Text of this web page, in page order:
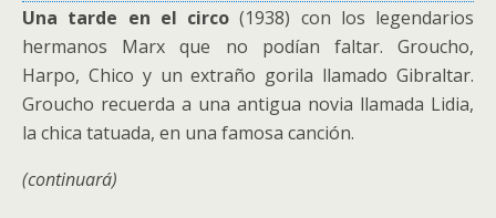
Una tarde en el circo(1938) con los legendarios
hermanos Marx que no podían faltar. Groucho,
Harpo, Chico y un extraño gorila llamado Gibraltar.
Groucho recuerda a una antigua novia llamada Lidia,
la chica tatuada, en una famosa canción.
(continuará)